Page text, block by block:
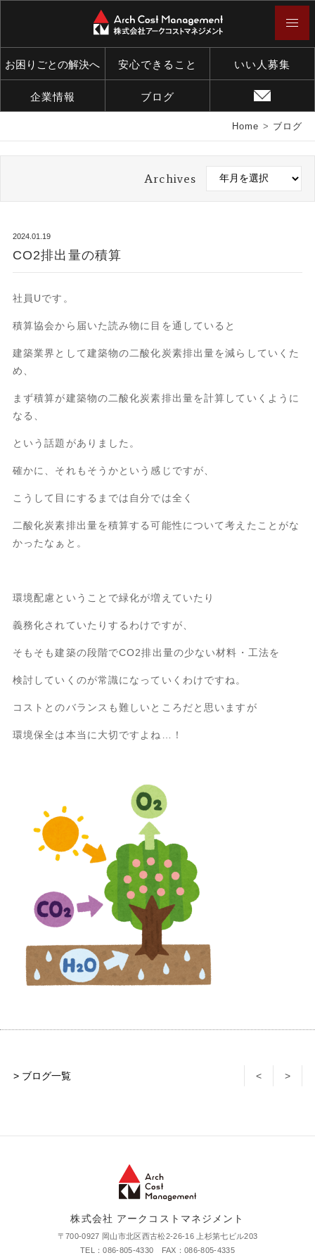
お困りごとの解決へ 安心できること いい人募集
企業情報 ブログ
Home > ブログ
Archives
2024.01.19
CO2排出量の積算
社員Uです。
積算協会から届いた読み物に目を通していると
建築業界として建築物の二酸化炭素排出量を減らしていくた
め、
まず積算が建築物の二酸化炭素排出量を計算していくように
なる、
という話題がありました。
確かに、それもそうかという感じですが、
こうして目にするまでは自分では全く
二酸化炭素排出量を積算する可能性について考えたことがな
かったなぁと。
環境配慮ということで緑化が増えていたり
義務化されていたりするわけですが、
そもそも建築の段階でCO2排出量の少ない材料・工法を
検討していくのが常識になっていくわけですね。
コストとのバランスも難しいところだと思いますが
環境保全は本当に大切ですよね…！
> ブログ一覧 < >
株式会社 アークコストマネジメント
〒700-0927 岡山市北区西古松2-26-16 上杉第七ビル203
TEL：086-805-4330 FAX：086-805-4335